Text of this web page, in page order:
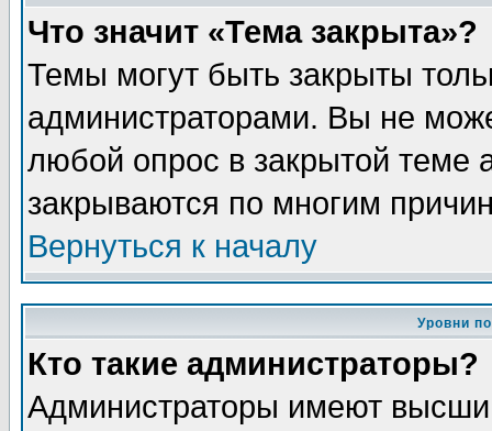
Что значит «Тема закрыта»?
Темы могут быть закрыты
администраторами. Вы не
любой опрос в закрытой теме
закрываются по многим
Вернуться к началу
Уровни
Кто такие администраторы?
Администраторы имеют